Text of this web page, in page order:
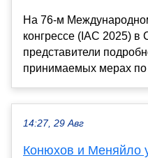
На 76-м
конгрессе (IAC 2025) в
представители
принимаемых мерах по
14:27, 29 Авг
Конюхов и Меняйло